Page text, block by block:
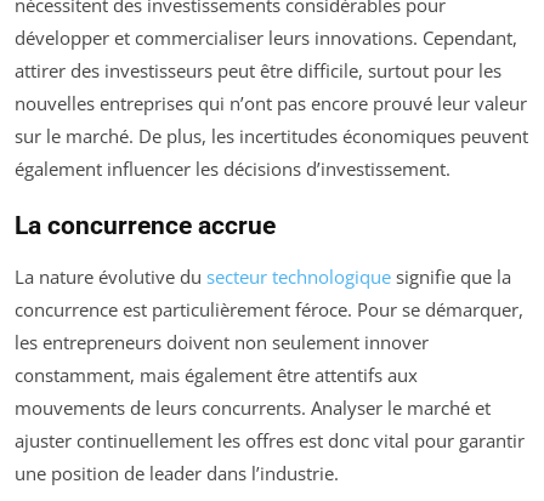
développer et commercialiser leurs innovations. Cependant,
attirer des investisseurs peut être difficile, surtout pour les
nouvelles entreprises qui n’ont pas encore prouvé leur valeur
sur le marché. De plus, les incertitudes économiques peuvent
également influencer les décisions d’investissement.
La concurrence accrue
La nature évolutive du secteur technologique signifie que la
concurrence est particulièrement féroce. Pour se démarquer,
les entrepreneurs doivent non seulement innover
constamment, mais également être attentifs aux
mouvements de leurs concurrents. Analyser le marché et
ajuster continuellement les offres est donc vital pour garantir
une position de leader dans l’industrie.